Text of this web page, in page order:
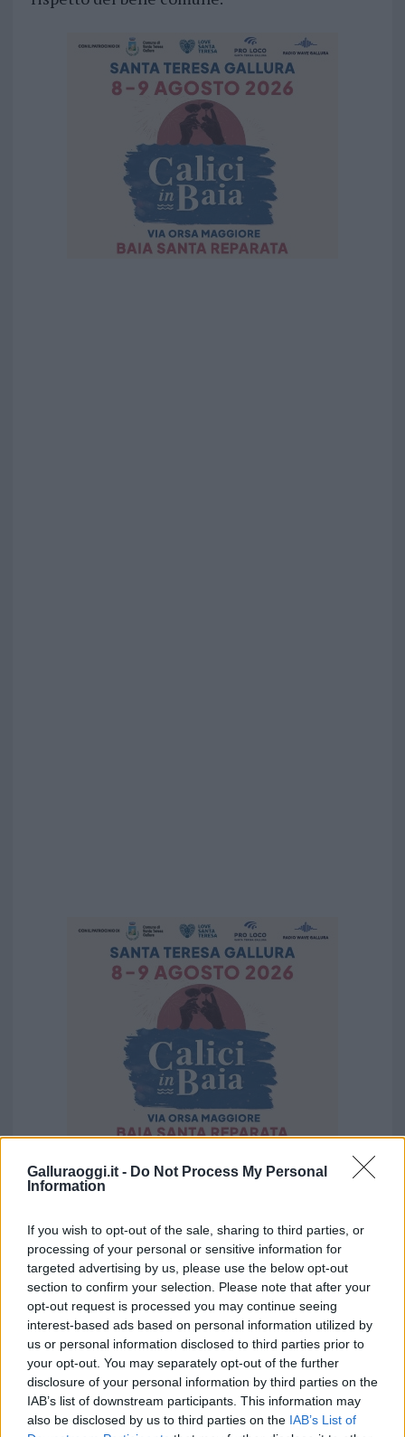
Galluraoggi.it - Do Not Process My Personal
Information
If you wish to opt-out of the sale, sharing to third parties, or
processing of your personal or sensitive information for
targeted advertising by us, please use the below opt-out
section to confirm your selection. Please note that after your
opt-out request is processed you may continue seeing
interest-based ads based on personal information utilized by
us or personal information disclosed to third parties prior to
your opt-out. You may separately opt-out of the further
disclosure of your personal information by third parties on the
IAB’s list of downstream participants. This information may
also be disclosed by us to third parties on the IAB’s List of
Vuoi rimuovere le pubblicità nazionali?
Puoi abbonarti asoli € 1,10 al mese
cliccandoqui
Sei già abbonato?
Puoi effettuare l'accesso andando nella
sezioneLogindal menù del sito o
cliccandoqui